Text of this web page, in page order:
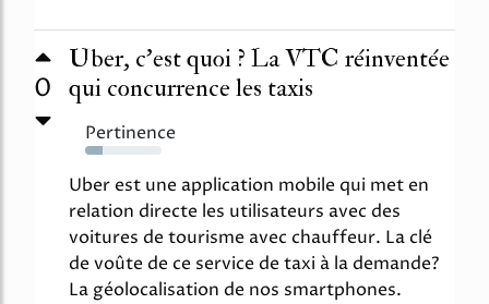
0
Uber, c’est quoi ? La VTC réinventée
qui concurrence les taxis
Pertinence
23%
Uber est une application mobile qui met en
relation directe les utilisateurs avec des
voitures de tourisme avec chauffeur. La clé
de voûte de ce service de taxi à la demande?
La géolocalisation de nos smartphones.